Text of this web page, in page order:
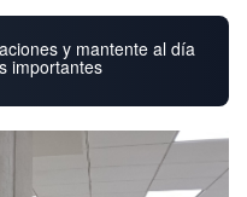
y mantente al día
importantes